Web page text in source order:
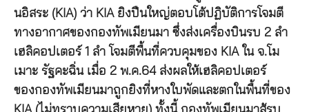
นอิสระ (KIA) ว่า KIA ยิงปืนใหญ่ตอบโต้ปฏิบัติการโจมตี
ทางอากาศของกองทัพเมียนมา ซึ่งส่งเครื่องบินรบ 2 ลำ
เฮลิคอปเตอร์ 1 ลำ โจมตีพื้นที่ควบคุมของ KIA ใน จ.โม
เมาะ รัฐคะฉิ่น เมื่อ 2 พ.ค.64 ส่งผลให้เฮลิคอปเตอร์
ของกองทัพเมียนมาถูกยิงที่หางใบพัดและตกในพื้นที่ของ